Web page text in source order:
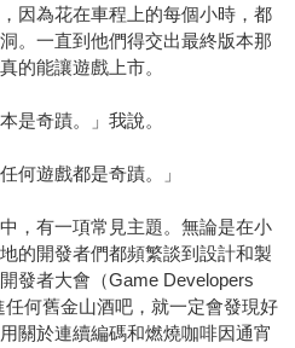
因為花在車程上的每個小時，都
。一直到他們得交出最終版本那
的能讓遊戲上市。
是奇蹟。」我說。
何遊戲都是奇蹟。」
，有一項常見主題。無論是在小
的開發者們都頻繁談到設計和製
發者大會（Game Developers
何舊金山酒吧，就一定會發現好
關於連續編碼和燃燒咖啡因通宵